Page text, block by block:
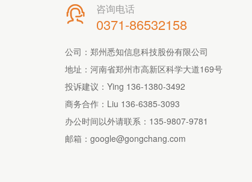
 咨询电话
0371-86532158
公司：郑州悉知信息科技股份有限公司
地址：河南省郑州市高新区科学大道169号
投诉建议：Ying 136-1380-3492
商务合作：Liu 136-6385-3093
办公时间以外请联系： 135-9807-9781
邮箱： google@gongchang.com